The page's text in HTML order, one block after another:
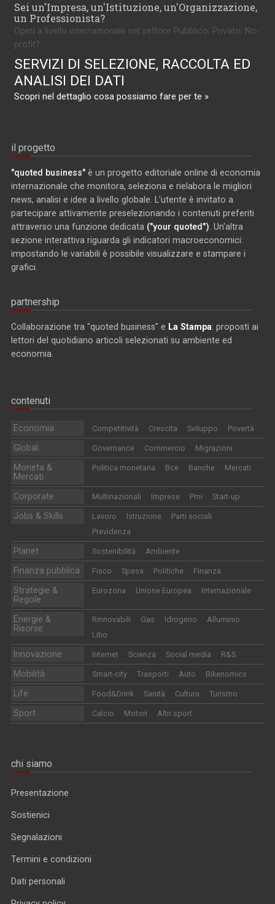
Sei un'Impresa, un'Istituzione, un'Organizzazione,
un Professionista?
Operi a livello internazionale nel settore Pubblico, Privato, No-
profit?
SERVIZI DI SELEZIONE, RACCOLTA ED
ANALISI DEI DATI
Scopri nel dettaglio cosa possiamo fare per te »
il progetto
"quoted business" è un progetto editoriale online di economia
internazionale che monitora, seleziona e rielabora le migliori
news, analisi e idee a livello globale. L'utente è invitato a
partecipare attivamente preselezionando i contenuti preferiti
attraverso una funzione dedicata ("your quoted") . Un'altra
sezione interattiva riguarda gli indicatori macroeconomici:
impostando le variabili è possibile visualizzare e stampare i
grafici.
partnership
Collaborazione tra "quoted business" e La Stampa: proposti ai
lettori del quotidiano articoli selezionati su ambiente ed
economia.
contenuti
Economia Competitività Crescita Sviluppo Povertà
Global Governance Commercio Migrazioni
Moneta &
Mercati
Politica monetaria Bce Banche Mercati
Corporate Multinazionali Imprese Pmi Start-up
Jobs & Skills Lavoro Istruzione
Parti sociali
Previdenza
Planet Sostenibilità Ambiente
Finanza pubblica Fisco Spesa Politiche Finanza
Strategie &
Regole
Eurozona Unione Europea Internazionale
Energie &
Risorse
Rinnovabili Gas Idrogeno
Alluminio
Litio
Innovazione Internet Scienza Social media R&S
Mobilità Smart-city Trasporti Auto Bikenomics
Life Food&Drink Sanità Cultura Turismo
Sport Calcio Motori Altri sport
chi siamo
Presentazione
Sostienici
Segnalazioni
Termini e condizioni
Dati personali